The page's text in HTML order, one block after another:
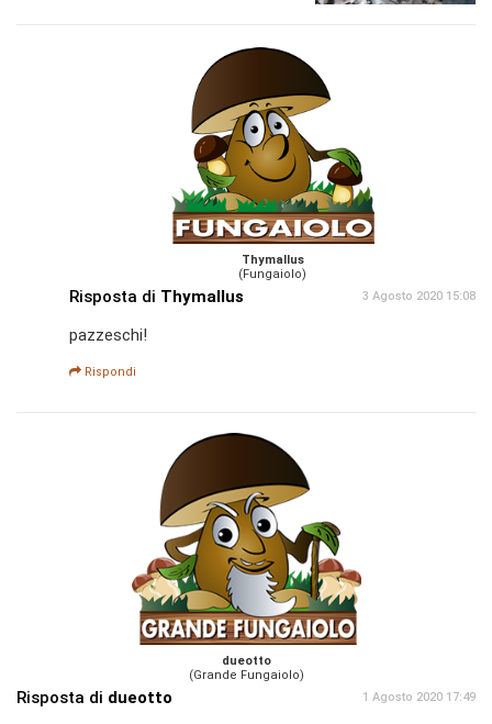
Thymallus
(Fungaiolo)
Risposta di Thymallus 3 Agosto 2020 15:08
pazzeschi!
Rispondi
dueotto
(Grande Fungaiolo)
Risposta di dueotto 1 Agosto 2020 17:49